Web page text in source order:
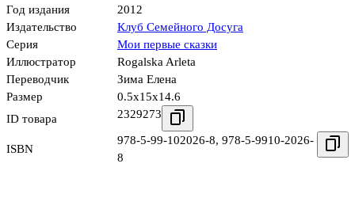
Год издания
2012
Издательство
Клуб Семейного Досуга
Серия
Мои первые сказки
Иллюстратор
Rogalska Arleta
Переводчик
Зима Елена
Размер
0.5x15x14.6
ID товара
2329273
ISBN
978-5-99-102026-8, 978-5-9910-2026-
8